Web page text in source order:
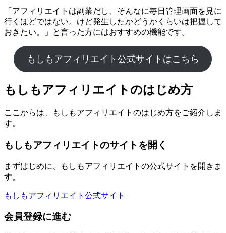
「アフィリエイトは副業だし、そんなに毎日管理画面を見に
行くほどではない。けど発生したかどうかくらいは把握して
おきたい。」と言った方にはおすすめの機能です。
もしもアフィリエイト公式サイトはこちら
もしもアフィリエイトのはじめ方
ここからは、もしもアフィリエイトのはじめ方をご紹介しま
す。
もしもアフィリエイトのサイトを開く
まずはじめに、もしもアフィリエイトの公式サイトを開きま
す。
もしもアフィリエイト公式サイト
会員登録に進む